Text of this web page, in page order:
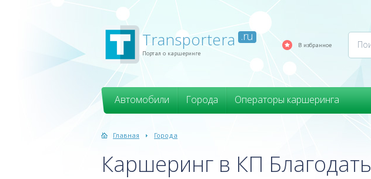
Transportera .ru
Портал о каршеринге
Автомобили Города Операторы каршеринга
В избранное
Главная Города
Каршеринг в КП Благодать